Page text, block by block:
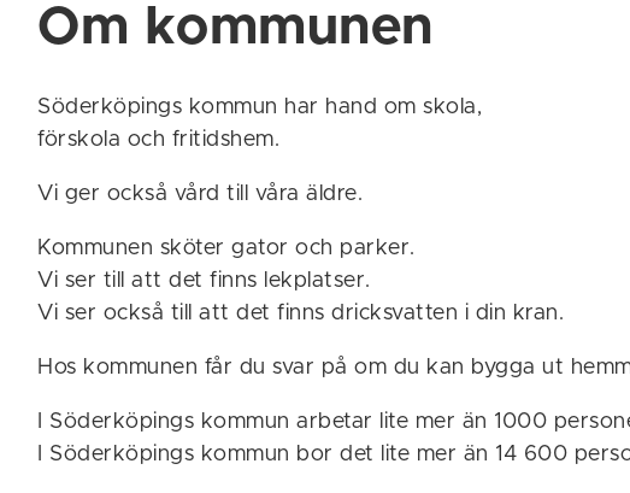
Om kommunen
Söderköpings kommun har hand om skola,
förskola och fritidshem.
Vi ger också vård till våra äldre.
Kommunen sköter gator och parker.
Vi ser till att det finns lekplatser.
Vi ser också till att det finns dricksvatten i din kran.
Hos kommunen får du svar på om du kan bygga ut
I Söderköpings kommun arbetar lite mer än 1000
I Söderköpings kommun bor det lite mer än 14 600